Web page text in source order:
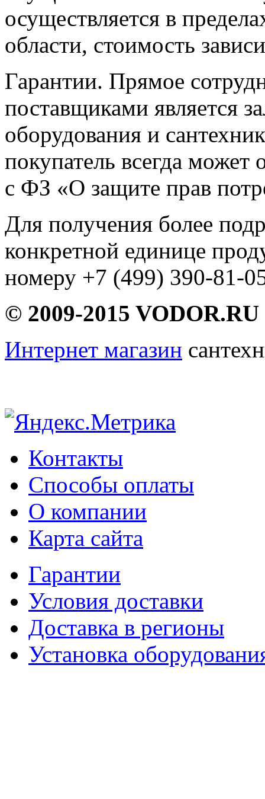
осуществляется в
области, стоимость
Гарантии. Прямое
поставщиками является
оборудования и
покупатель всегда может
с ФЗ «О защите прав
Для получения более
конкретной единице
номеру +7 (499) 390-81-
© 2009-2015 VODOR.RU
Интернет магазин
Контакты
Способы оплаты
О компании
Карта сайта
Гарантии
Условия доставки
Доставка в регионы
Установка